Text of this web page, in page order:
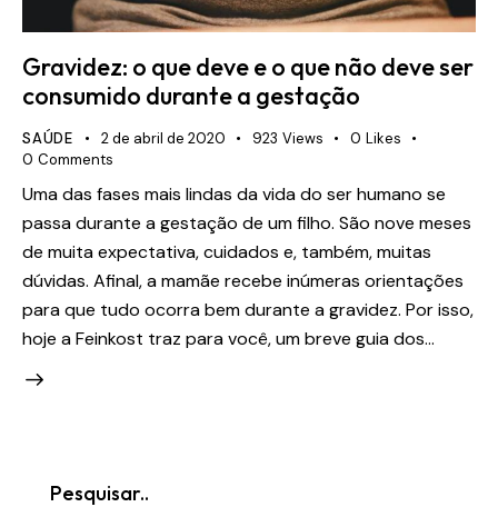
Gravidez: o que deve e o que não deve ser
consumido durante a gestação
SAÚDE 2 de abril de 2020 923 Views 0 Likes
0 Comments
Uma das fases mais lindas da vida do ser humano se
passa durante a gestação de um filho. São nove meses
de muita expectativa, cuidados e, também, muitas
dúvidas. Afinal, a mamãe recebe inúmeras orientações
para que tudo ocorra bem durante a gravidez. Por isso,
hoje a Feinkost traz para você, um breve guia dos…
Pesquisar..